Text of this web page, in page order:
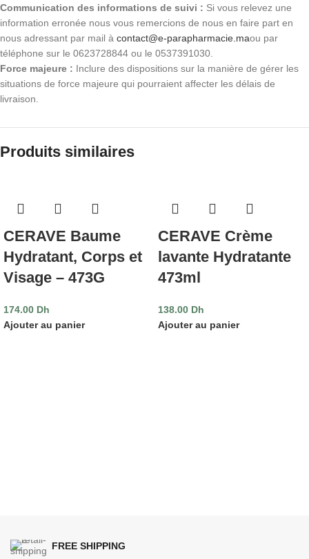
Communication des informations de suivi : Si vous relevez une
information erronée nous vous remercions de nous en faire part en
nous adressant par mail à contact@e-parapharmacie.maou par
téléphone sur le 0623728844 ou le 0537391030.
Force majeure : Inclure des dispositions sur la manière de gérer les
situations de force majeure qui pourraient affecter les délais de
livraison.
Produits similaires
CERAVE Baume
Hydratant, Corps et
Visage – 473G
174.00 Dh
Ajouter au panier
CERAVE Crème
lavante Hydratante
473ml
138.00 Dh
Ajouter au panier
FREE SHIPPING